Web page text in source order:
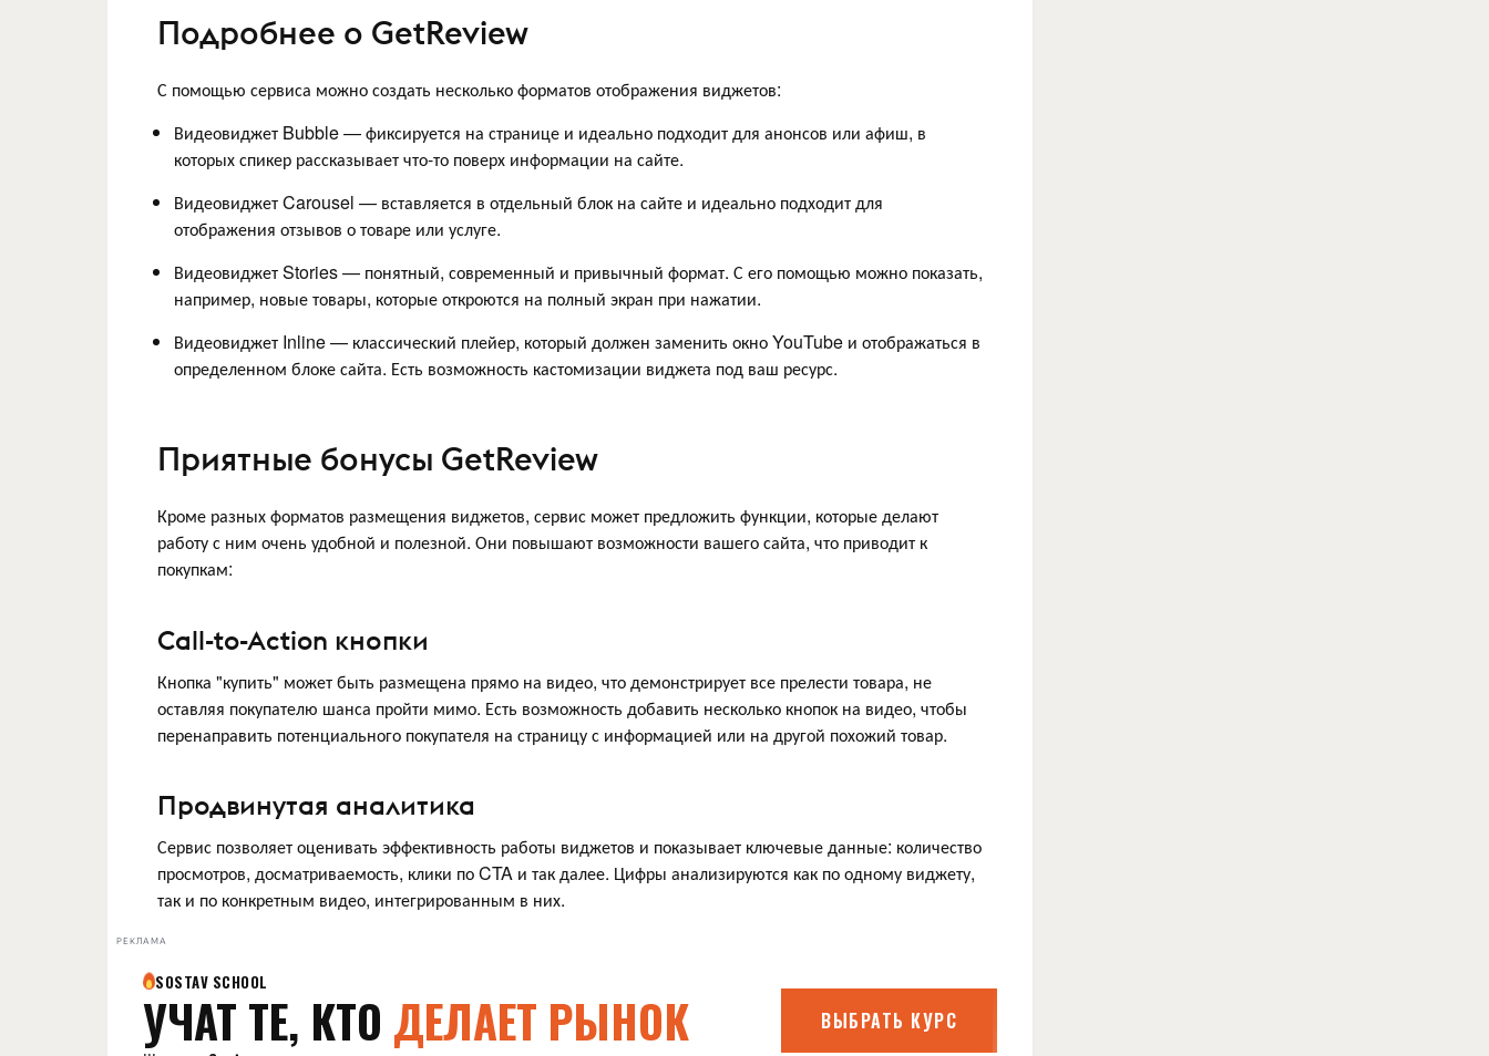
Подробнее о GetReview
С помощью сервиса можно создать несколько форматов отображения виджетов:
Видеовиджет Bubble — фиксируется на странице и идеально подходит для анонсов или афиш, в
которых спикер рассказывает что-то поверх информации на сайте.
Видеовиджет Carousel — вставляется в отдельный блок на сайте и идеально подходит для
отображения отзывов о товаре или услуге.
Видеовиджет Stories — понятный, современный и привычный формат. С его помощью можно показать,
например, новые товары, которые откроются на полный экран при нажатии.
Видеовиджет Inline — классический плейер, который должен заменить окно YouTube и отображаться в
определенном блоке сайта. Есть возможность кастомизации виджета под ваш ресурс.
Приятные бонусы GetReview
Кроме разных форматов размещения виджетов, сервис может предложить функции, которые делают
работу с ним очень удобной и полезной. Они повышают возможности вашего сайта, что приводит к
покупкам:
Call-to-Action кнопки
Кнопка "купить" может быть размещена прямо на видео, что демонстрирует все прелести товара, не
оставляя покупателю шанса пройти мимо. Есть возможность добавить несколько кнопок на видео, чтобы
перенаправить потенциального покупателя на страницу с информацией или на другой похожий товар.
Продвинутая аналитика
Сервис позволяет оценивать эффективность работы виджетов и показывает ключевые данные: количество
просмотров, досматриваемость, клики по CTA и так далее. Цифры анализируются как по одному виджету,
так и по конкретным видео, интегрированным в них.
РЕКЛАМА